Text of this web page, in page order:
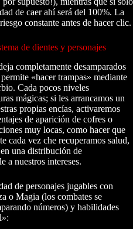
de caer ahí será del 100%. La
constante antes de hacer clic.
de dientes y personajes
completamente desamparados
«hacer trampas» mediante
Cada pocos niveles
mágicas; si les arrancamos un
propias encías, activaremos
de aparición de cofres o
muy locas, como hacer que
cada vez che recuperamos salud,
una distribución de
a nuestros intereses.
de personajes jugables con
o Magia (los combates se
números) y habilidades